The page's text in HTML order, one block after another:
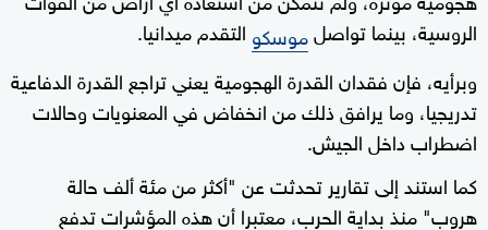
الروسية، بينما تواصلموسكو التقدم ميدانيا.
وبرأيه، فإن فقدان القدرة الهجومية يعني تراجع القدرة الدفاعية
تدريجيا، وما يرافق ذلك من انخفاض في المعنويات وحالات
اضطراب داخل الجيش.
كما استند إلى تقارير تحدثت عن "أكثر من مئة ألف حالة
هروب" منذ بداية الحرب، معتبرا أن هذه المؤشرات تدفع